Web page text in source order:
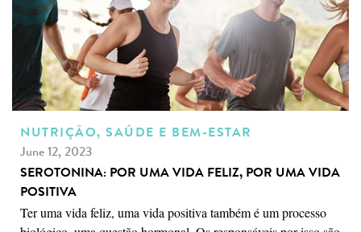
NUTRIÇÃO, SAÚDE E BEM-ESTAR
June 12, 2023
SEROTONINA: POR UMA VIDA FELIZ, POR UMA VIDA
POSITIVA
Ter uma vida feliz, uma vida positiva também é um processo